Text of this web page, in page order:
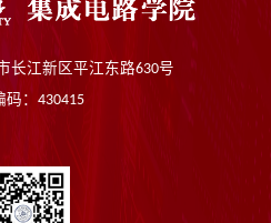
长江新区平江东路630号
码：430415